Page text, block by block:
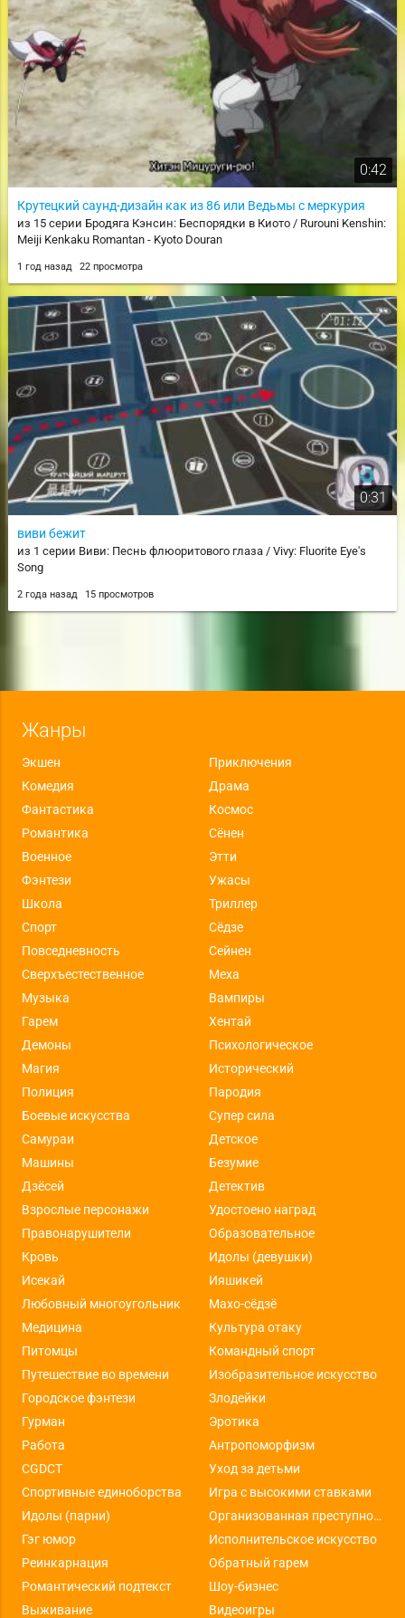
0:42
Крутецкий саунд-дизайн как из 86 или Ведьмы с меркурия
из 15 серии Бродяга Кэнсин: Беспорядки в Киото / Rurouni Kenshin:
Meiji Kenkaku Romantan - Kyoto Douran
1 год назад 22 просмотра
0:31
виви бежит
из 1 серии Виви: Песнь флюоритового глаза / Vivy: Fluorite Eye's
Song
2 года назад 15 просмотров
Жанры
Экшен
Приключения
Комедия
Драма
Фантастика
Космос
Романтика
Сёнен
Военное
Этти
Фэнтези
Ужасы
Школа
Триллер
Спорт
Сёдзе
Повседневность
Сейнен
Сверхъестественное
Меха
Музыка
Вампиры
Гарем
Хентай
Демоны
Психологическое
Магия
Исторический
Полиция
Пародия
Боевые искусства
Супер сила
Самураи
Детское
Машины
Безумие
Дзёсей
Детектив
Взрослые персонажи
Удостоено наград
Правонарушители
Образовательное
Кровь
Идолы (девушки)
Исекай
Ияшикей
Любовный многоугольник
Махо-сёдзё
Медицина
Культура отаку
Питомцы
Командный спорт
Путешествие во времени
Изобразительное искусство
Городское фэнтези
Злодейки
Гурман
Эротика
Работа
Антропоморфизм
CGDCT
Уход за детьми
Спортивные единоборства
Игра с высокими ставками
Идолы (парни)
Организованная преступность
Гэг юмор
Исполнительское искусство
Реинкарнация
Обратный гарем
Романтический подтекст
Шоу-бизнес
Выживание
Видеоигры